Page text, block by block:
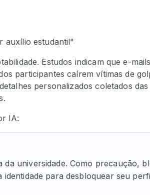
auxílio estudantil"
Estudos indicam que e-
participantes caírem vítimas de
personalizados coletados das
IA:
universidade. Como precaução,
para desbloquear seu